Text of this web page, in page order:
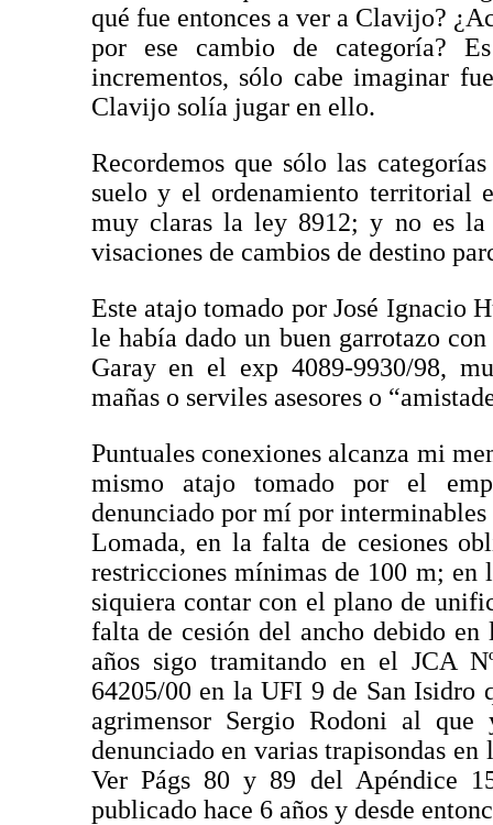
qué fue entonces a ver a Clavijo?
por ese cambio de categoría?
incrementos, sólo cabe imaginar
Clavijo solía jugar en ello.
Recordemos que sólo las
suelo y el ordenamiento territorial
muy claras la ley 8912; y no es la
visaciones de cambios de destino
Este atajo tomado por José Ignacio
le había dado un buen garrotazo
Garay en el exp 4089-9930/98,
mañas o serviles asesores o
Puntuales conexiones alcanza mi
mismo atajo tomado por el
denunciado por mí por
Lomada, en la falta de cesiones
restricciones mínimas de 100 m;
siquiera contar con el plano de
falta de cesión del ancho debido
años sigo tramitando en el JCA
64205/00 en la UFI 9 de San Isidro
agrimensor Sergio Rodoni al
denunciado en varias trapisondas
Ver Págs 80 y 89 del Apéndice
publicado hace 6 años y desde